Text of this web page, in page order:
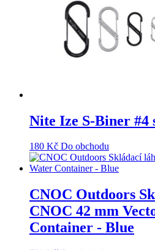
Nite Ize S-Biner #4
180 Kč Do obchodu
CNOC Outdoors
CNOC 42 mm
Container - Blue